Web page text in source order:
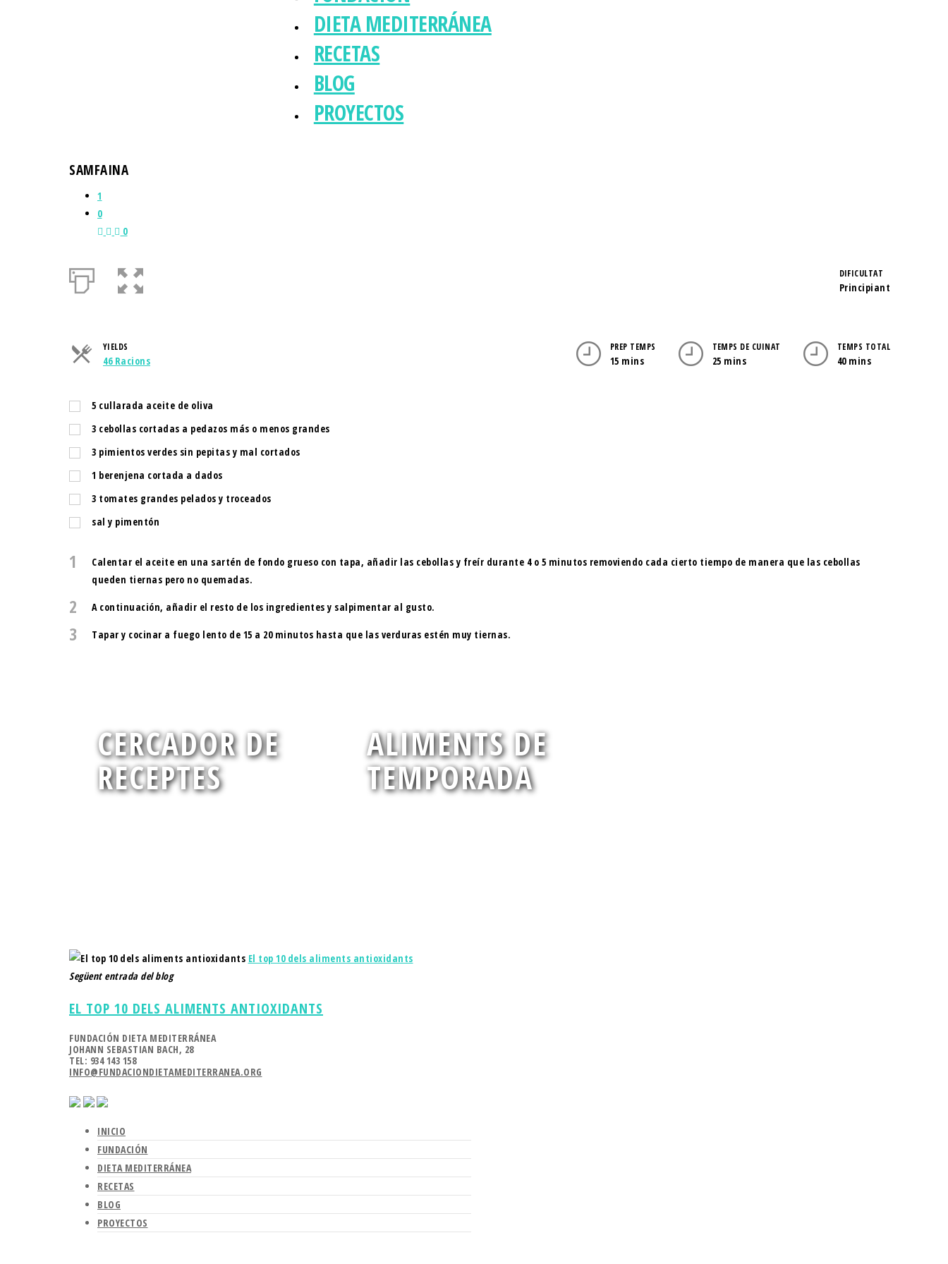
DIETA MEDITERRÁNEA
RECETAS
BLOG
PROYECTOS
SAMFAINA
1
0
0
DIFICULTAT
Principiant
YIELDS
46 RacionsServings
PREP TEMPS
15 mins
TEMPS DE CUINAT
25 mins
TEMPS TOTAL
40 mins
5 cullarada aceite de oliva
3 cebollas cortadas a pedazos más o menos grandes
3 pimientos verdes sin pepitas y mal cortados
1 berenjena cortada a dados
3 tomates grandes pelados y troceados
sal y pimentón
1
Calentar el aceite en una sartén de fondo grueso con tapa, añadir las cebollas y freír durante 4 o 5 minutos removiendo cada cierto tiempo de manera que las cebollas
queden tiernas pero no quemadas.
2 A continuación, añadir el resto de los ingredientes y salpimentar al gusto.
3 Tapar y cocinar a fuego lento de 15 a 20 minutos hasta que las verduras estén muy tiernas.
CERCADOR DE
RECEPTES
ALIMENTS DE
TEMPORADA
Següent entrada del blog
EL TOP 10 DELS ALIMENTS ANTIOXIDANTS
El top 10 dels aliments antioxidants
FUNDACIÓN DIETA MEDITERRÁNEA
JOHANN SEBASTIAN BACH, 28
TEL: 934 143 158
INFO@FUNDACIONDIETAMEDITERRANEA.ORG
INICIO
FUNDACIÓN
DIETA MEDITERRÁNEA
RECETAS
BLOG
PROYECTOS